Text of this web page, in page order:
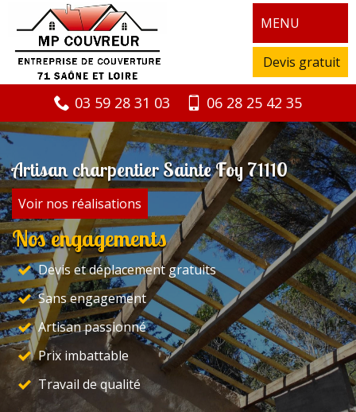
MENU
Devis gratuit
03 59 28 31 03 06 28 25 42 35
Artisan charpentier Sainte Foy 71110
Voir nos réalisations
Nos engagements
Devis et déplacement gratuits
Sans engagement
Artisan passionné
Prix imbattable
Travail de qualité